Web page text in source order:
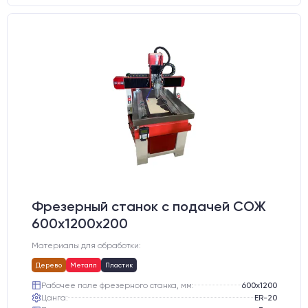
Фрезерный станок с подачей СОЖ
600х1200х200
Материалы для обработки:
Дерево Металл Пластик
Рабочее поле фрезерного станка, мм:
600х1200
Цанга:
ER-20